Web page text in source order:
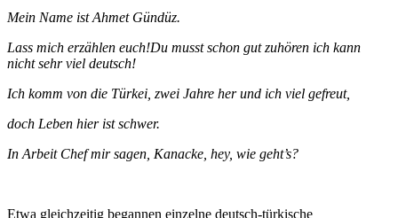
Mein Name ist Ahmet Gündüz.
Lass mich erzählen euch!Du musst schon gut zuhören ich kann
nicht sehr viel deutsch!
Ich komm von die Türkei, zwei Jahre her und ich viel gefreut,
doch Leben hier ist schwer.
In Arbeit Chef mir sagen, Kanacke, hey, wie geht’s?
Etwa gleichzeitig begannen einzelne deutsch-türkische